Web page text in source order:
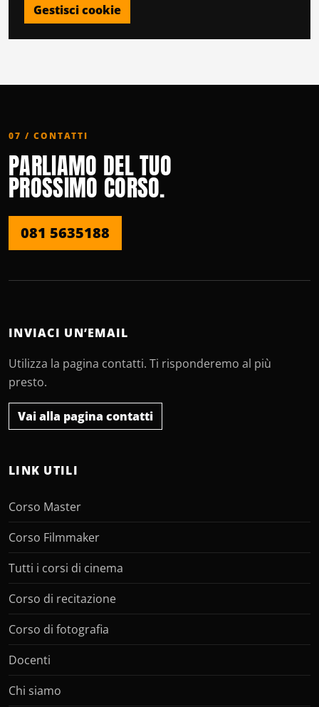
Gestisci cookie
07 / CONTATTI
PARLIAMO DEL TUO
PROSSIMO CORSO.
081 5635188
INVIACI UN’EMAIL
Utilizza la pagina contatti. Ti risponderemo al più
presto.
Vai alla pagina contatti
LINK UTILI
Corso Master
Corso Filmmaker
Tutti i corsi di cinema
Corso di recitazione
Corso di fotografia
Docenti
Chi siamo